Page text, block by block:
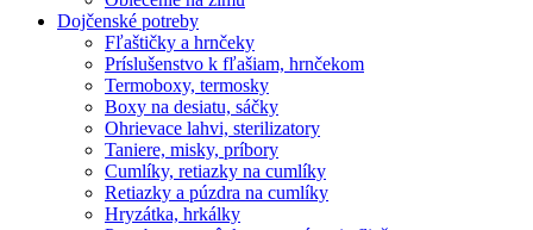
Dojčenské potreby
Fľaštičky a hrnčeky
Príslušenstvo k fľašiam, hrnčekom
Termoboxy, termosky
Boxy na desiatu, sáčky
Ohrievace lahvi, sterilizatory
Taniere, misky, príbory
Cumlíky, retiazky na cumlíky
Retiazky a púzdra na cumlíky
Hryzátka, hrkálky